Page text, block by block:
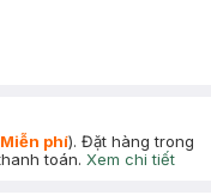
Miễn phí). Đặt hàng trong
toán. Xem chi tiết